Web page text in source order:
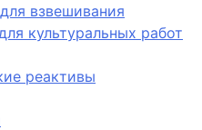
взвешивания
культуральных работ
реактивы